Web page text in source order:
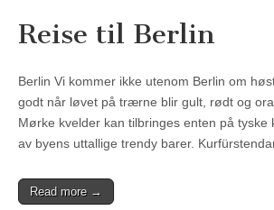
Reise til Berlin
Berlin Vi kommer ikke utenom Berlin om
godt når løvet på trærne blir gult, rødt og
Mørke kvelder kan tilbringes enten på tyske
av byens uttallige trendy barer.
Read more →